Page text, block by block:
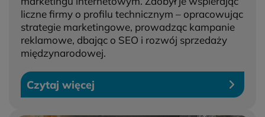
liczne firmy o profilu technicznym – opracowując
strategie marketingowe, prowadząc kampanie
reklamowe, dbając o SEO i rozwój sprzedaży
międzynarodowej.
Czytaj więcej